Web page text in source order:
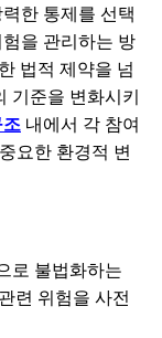
한 통제를 선택
을 관리하는 방
법적 제약을 넘
기준을 변화시키
내에서 각 참여
요한 환경적 변
로 불법화하는
련 위험을 사전